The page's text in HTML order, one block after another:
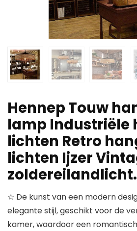
Hennep Touw
lamp Industriële
lichten Retro
lichten Ijzer
☆ De kunst van een modern
elegante stijl, geschikt voor de
kamer, waardoor een